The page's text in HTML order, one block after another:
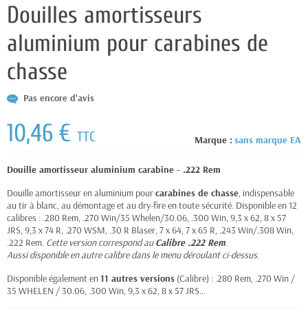
Douilles amortisseurs
aluminium pour carabines de
chasse
Pas encore d'avis
Marque : sans marque EA
10,46 € TTC
Douille amortisseur aluminium carabine - .222 Rem
Douille amortisseur en aluminium pourcarabines de chasse, indispensable
au tir à blanc, au démontage et au dry-fire en toute sécurité. Disponible en 12
calibres : .280 Rem, .270 Win/35 Whelen/30.06, .300 Win, 9,3 x 62, 8 x 57
JRS, 9,3 x 74 R, .270 WSM, .30 R Blaser, 7 x 64, 7 x 65 R, .243 Win/.308 Win,
.222 Rem. Cette version correspond auCalibre .222 Rem.
Aussi disponible en autre calibre dans le menu déroulant ci-dessus.
Disponible également en11 autres versions (Calibre) : .280 Rem, .270 Win /
35 WHELEN / 30.06, .300 Win, 9,3 x 62, 8 x 57 JRS…